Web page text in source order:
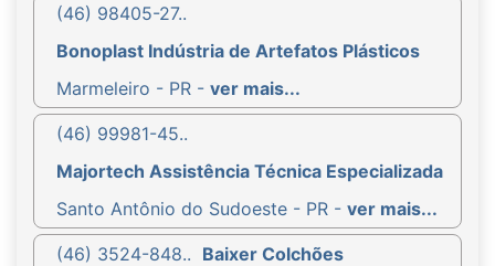
(46) 98405-27..
Bonoplast Indústria de Artefatos Plásticos
Marmeleiro - PR - ver mais...
(46) 99981-45..
Majortech Assistência Técnica Especializada
Santo Antônio do Sudoeste - PR - ver mais...
(46) 3524-848.. Baixer Colchões